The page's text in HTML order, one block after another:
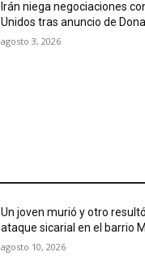
Irán niega negociaciones
Unidos tras anuncio de
agosto 3, 2026
Un joven murió y otro
ataque sicarial en el barrio
agosto 10, 2026